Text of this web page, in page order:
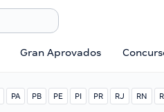
Gran Aprovados
PA PB PE PI PR RJ RN